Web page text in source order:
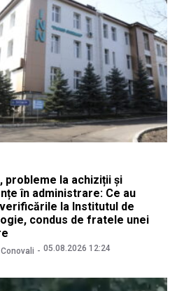
probleme la achiziții și
în administrare: Ce au
la Institutul de
condus de fratele unei
05.08.2026 12:24